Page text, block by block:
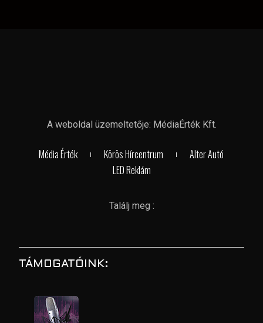
A weboldal üzemeltetője: MédiaÉrték Kft.
Média Érték Körös Hírcentrum
Alter Autó
LED Reklám
Találj meg :
TÁMOGATÓINK: